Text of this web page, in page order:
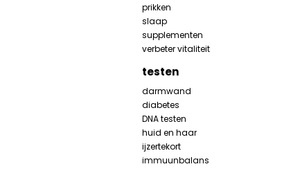
prikken
slaap
supplementen
verbeter vitaliteit
testen
darmwand
diabetes
DNA testen
huid en haar
ijzertekort
immuunbalans